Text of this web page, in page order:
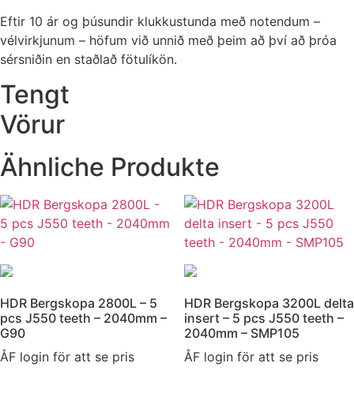
Eftir 10 ár og þúsundir klukkustunda með notendum –
vélvirkjunum – höfum við unnið með þeim að því að þróa
sérsniðin en staðlað fötulíkön.
Tengt
Vörur
Ähnliche Produkte
HDR Bergskopa 2800L – 5
pcs J550 teeth – 2040mm –
G90
ÅF login för att se pris
HDR Bergskopa 3200L delta
insert – 5 pcs J550 teeth –
2040mm – SMP105
ÅF login för att se pris